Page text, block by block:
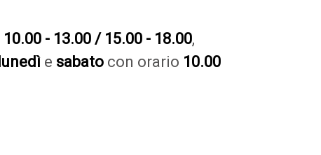
10.00 - 13.00 / 15.00 - 18.00,
lunedì e sabato con orario 10.00